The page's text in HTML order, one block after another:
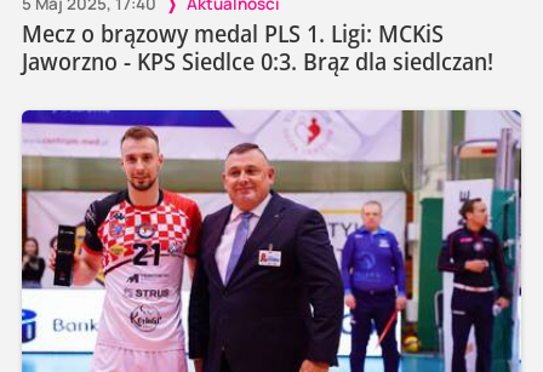
Mecz o brązowy medal PLS 1. Ligi: MCKiS
Jaworzno - KPS Siedlce 0:3. Brąz dla siedlczan!